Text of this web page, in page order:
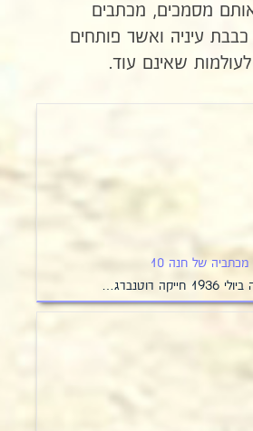
מסמכים, מכתבים
כבבת עיניה ואשר פותחים
לעולמות שאינם עוד.
של חנה 10